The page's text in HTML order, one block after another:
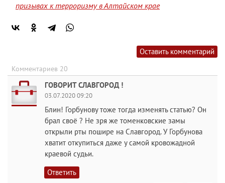
призывах к терроризму в Алтайском крае
Оставить комментарий
Комментариев 20
ГОВОРИТ СЛАВГОРОД !
03.07.2020 09:20
Блин! Горбунову тоже тогда изменять статью? Он
брал своё ? Не зря же томенковские замы
открыли рты пошире на Славгород. У Горбунова
хватит откупиться даже у самой кровожадной
краевой судьи.
Ответить